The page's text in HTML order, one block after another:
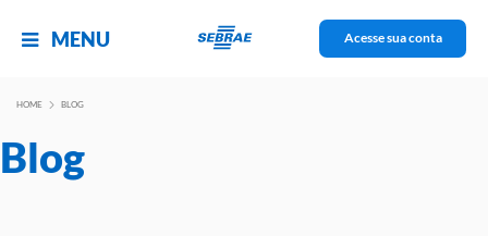
MENU Acesse sua conta
HOME BLOG
Blog